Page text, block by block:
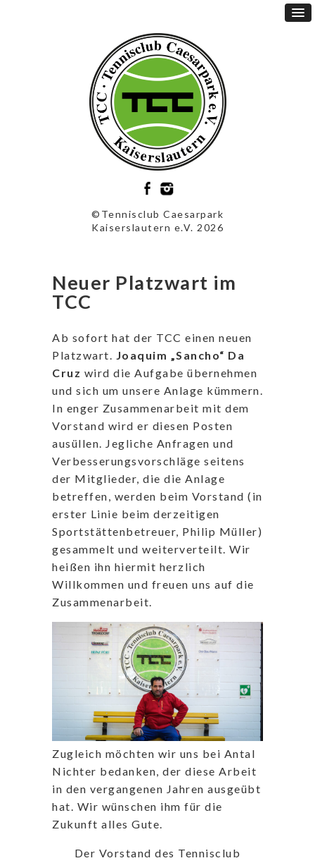
©Tennisclub Caesarpark
Kaiserslautern e.V. 2026
Neuer Platzwart im
TCC
Ab sofort hat der TCC einen neuen
Platzwart. Joaquim „Sancho“ Da
Cruz wird die Aufgabe übernehmen
und sich um unsere Anlage kümmern.
In enger Zusammenarbeit mit dem
Vorstand wird er diesen Posten
ausüllen. Jegliche Anfragen und
Verbesserungsvorschläge seitens
der Mitglieder, die die Anlage
betreffen, werden beim Vorstand (in
erster Linie beim derzeitigen
Sportstättenbetreuer, Philip Müller)
gesammelt und weiterverteilt. Wir
heißen ihn hiermit herzlich
Willkommen und freuen uns auf die
Zusammenarbeit.
Zugleich möchten wir uns bei Antal
Nichter bedanken, der diese Arbeit
in den vergangenen Jahren ausgeübt
hat. Wir wünschen ihm für die
Zukunft alles Gute.
Der Vorstand des Tennisclub